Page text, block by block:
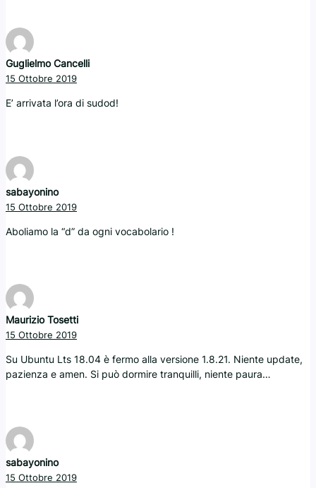
Guglielmo Cancelli
15 Ottobre 2019
E’ arrivata l’ora di sudod!
sabayonino
15 Ottobre 2019
Aboliamo la “d” da ogni vocabolario !
Maurizio Tosetti
15 Ottobre 2019
Su Ubuntu Lts 18.04 è fermo alla versione 1.8.21. Niente update,
pazienza e amen. Si può dormire tranquilli, niente paura…
sabayonino
15 Ottobre 2019